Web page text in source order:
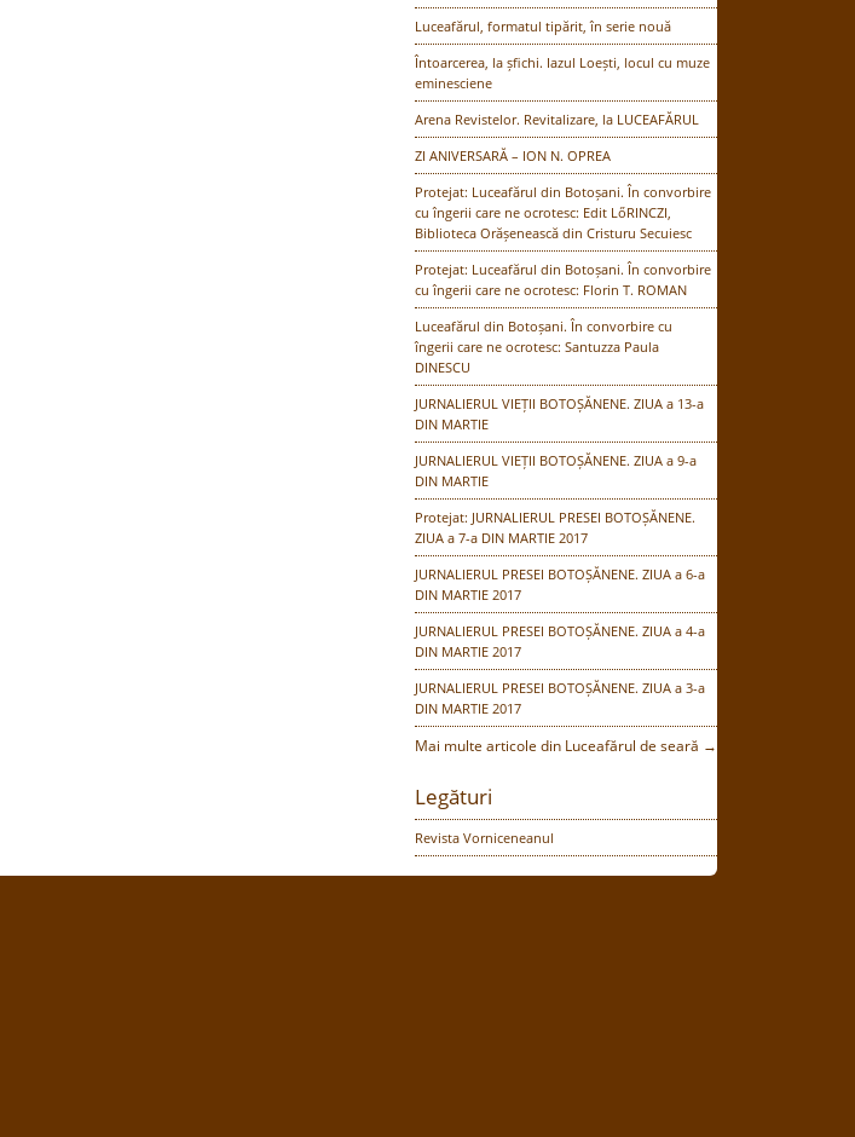
Luceafărul, formatul tipărit, în serie nouă
Întoarcerea, la șfichi. Iazul Loești, locul cu muze
eminesciene
Arena Revistelor. Revitalizare, la LUCEAFĂRUL
ZI ANIVERSARĂ – ION N. OPREA
Protejat: Luceafărul din Botoșani. În convorbire
cu îngerii care ne ocrotesc: Edit LőRINCZI,
Biblioteca Orășenească din Cristuru Secuiesc
Protejat: Luceafărul din Botoșani. În convorbire
cu îngerii care ne ocrotesc: Florin T. ROMAN
Luceafărul din Botoșani. În convorbire cu
îngerii care ne ocrotesc: Santuzza Paula
DINESCU
JURNALIERUL VIEȚII BOTOȘĂNENE. ZIUA a 13-a
DIN MARTIE
JURNALIERUL VIEȚII BOTOȘĂNENE. ZIUA a 9-a
DIN MARTIE
Protejat: JURNALIERUL PRESEI BOTOȘĂNENE.
ZIUA a 7-a DIN MARTIE 2017
JURNALIERUL PRESEI BOTOȘĂNENE. ZIUA a 6-a
DIN MARTIE 2017
JURNALIERUL PRESEI BOTOȘĂNENE. ZIUA a 4-a
DIN MARTIE 2017
JURNALIERUL PRESEI BOTOȘĂNENE. ZIUA a 3-a
DIN MARTIE 2017
Mai multe articole din Luceafărul de seară →
Legături
Revista Vorniceneanul